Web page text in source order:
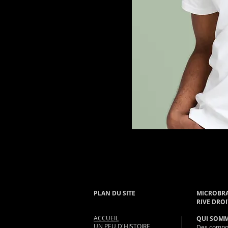
PLAN DU SITE
ACCUEIL
UN PEU D'HISTOIRE
RIVE
QUI